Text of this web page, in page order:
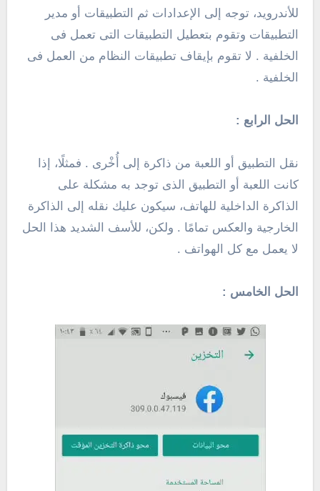
للأندرويد، توجه إلى الإعدادات ثم التطبيقات أو مدير
التطبيقات وتقوم بتعطيل التطبيقات التى تعمل فى
الخلفية . لا تقوم بإيقاف تطبيقات النظام من العمل فى
الخلفية .
الحل الرابع :
نقل التطبيق أو اللعبة من ذاكرة إلى أُخْرى . فمثلًا، إذا
كانت اللعبة أو التطبيق الذى توجد به مشكلة على
الذاكرة الداخلية للهاتف، سيكون عليك نقله إلى الذاكرة
الخارجية والعكس تمامًا . ولكن، للأسف الشديد هذا الحل
لا يعمل مع كل الهواتف .
الحل الخامس :